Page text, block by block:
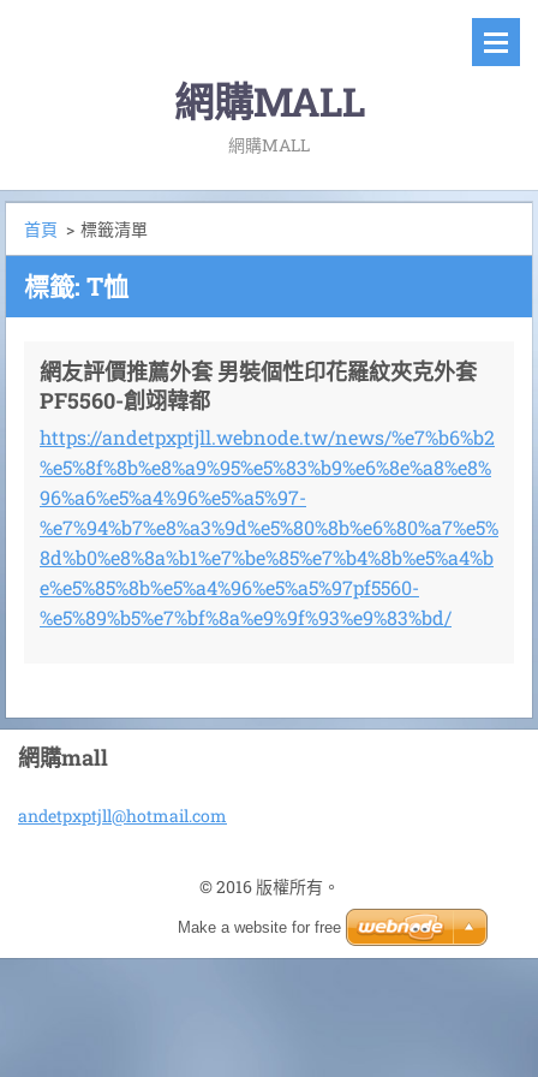
網購MALL
網購MALL
首頁 > 標籤清單
標籤: T恤
網友評價推薦外套 男裝個性印花羅紋夾克外套
PF5560-創翊韓都
https://andetpxptjll.webnode.tw/news/%e7%b6%b2
%e5%8f%8b%e8%a9%95%e5%83%b9%e6%8e%a8%e8%
96%a6%e5%a4%96%e5%a5%97-
%e7%94%b7%e8%a3%9d%e5%80%8b%e6%80%a7%e5%
8d%b0%e8%8a%b1%e7%be%85%e7%b4%8b%e5%a4%b
e%e5%85%8b%e5%a4%96%e5%a5%97pf5560-
%e5%89%b5%e7%bf%8a%e9%9f%93%e9%83%bd/
網購mall
andetpxptjll@hotmail.com
© 2016 版權所有。
Make a website for free